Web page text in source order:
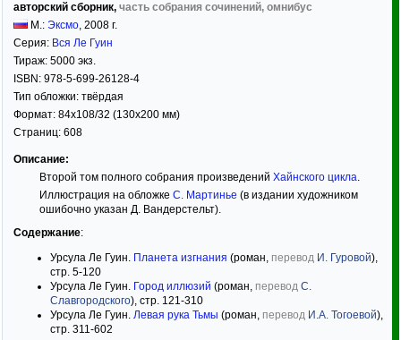
авторский сборник, часть собрания сочинений, омнибус
М.: Эксмо, 2008 г.
Серия: Вся Ле Гуин
Тираж: 5000 экз.
ISBN: 978-5-699-26128-4
Тип обложки: твёрдая
Формат: 84x108/32 (130x200 мм)
Страниц: 608
Описание:
Второй том полного собрания произведений Хайнского цикла.
Иллюстрация на обложке С. Мартинье (в издании художником
ошибочно указан Д. Вандерстельт).
Содержание:
Урсула Ле Гуин. Планета изгнания (роман, перевод И. Гуровой),
стр. 5-120
Урсула Ле Гуин. Город иллюзий (роман, перевод С.
Славгородского), стр. 121-310
Урсула Ле Гуин. Левая рука Тьмы (роман, перевод И.А. Тогоевой),
стр. 311-602